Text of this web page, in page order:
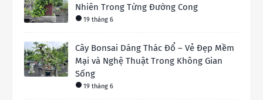
Nhiên Trong Từng Đường Cong
19 tháng 6
Cây Bonsai Dáng Thác Đổ – Vẻ Đẹp Mềm
Mại và Nghệ Thuật Trong Không Gian
Sống
19 tháng 6